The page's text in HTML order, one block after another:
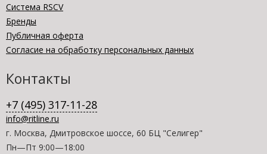
Система RSCV
Бренды
Публичная оферта
Согласие на обработку персональных данных
Контакты
+7 (495) 317-11-28
info@ritline.ru
г. Москва, Дмитровское шоссе, 60 БЦ "Селигер"
Пн—Пт 9:00—18:00